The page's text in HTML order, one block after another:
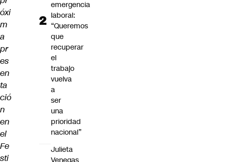
óxi
m
a
pr
es
en
ta
ció
n
en
el
Fe
sti
emergencia
laboral:
“Queremos
que
recuperar
el
trabajo
vuelva
a
ser
una
prioridad
nacional”
Julieta
Venegas